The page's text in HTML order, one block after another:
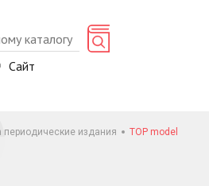
Сайт
периодические издания TOP model